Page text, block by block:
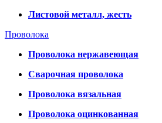
Листовой металл, жесть
Проволока
Проволока нержавеющая
Сварочная проволока
Проволока вязальная
Проволока оцинкованная